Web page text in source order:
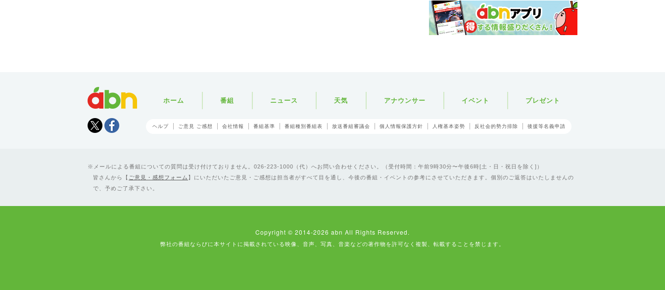
Tweet
ホーム 番組 ニュース 天気 アナウンサー イベント プレゼント
ヘルプ ご意見 ご感想 会社情報 番組基準 番組種別番組表 放送番組審議会 個人情報保護方針 人権基本姿勢 反社会的勢力排除 後援等名義申請
メールによる番組についての質問は受け付けておりません。026-223-1000（代）へお問い合わせください。（受付時間：午前9時30分〜午後6時[土・日・祝日を除く]）
皆さんから【 ご意見・感想フォーム 】にいただいたご意見・ご感想は担当者がすべて目を通し、今後の番組・イベントの参考にさせていただきます。個別のご返答はいたしませんの
で、予めご了承下さい。
Copyright © 2014-2026 abn All Rights Reserved.
弊社の番組ならびに本サイトに掲載されている映像、音声、写真、音楽などの著作物を許可なく複製、転載することを禁じます。